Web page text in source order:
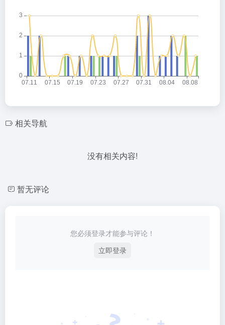
相关导航
没有相关内容!
暂无评论
您必须登录才能参与评论！
立即登录